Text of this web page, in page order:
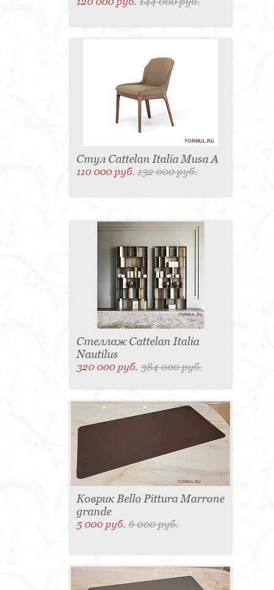
Стул Cattelan Italia Musa A
110 000 руб.132 000 руб.
Стеллаж Cattelan Italia
Nautilus
320 000 руб.384 000 руб.
Коврик Bello Pittura Marrone
grande
5 000 руб.6 000 руб.